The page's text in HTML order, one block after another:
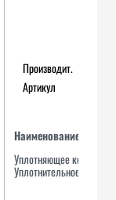
Производит.
Артикул
Наименование
Уплотняющее кольцо,
Уплотнительное